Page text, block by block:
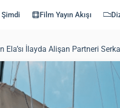
Film Yayın Akışı
İlayda Alişan Partneri